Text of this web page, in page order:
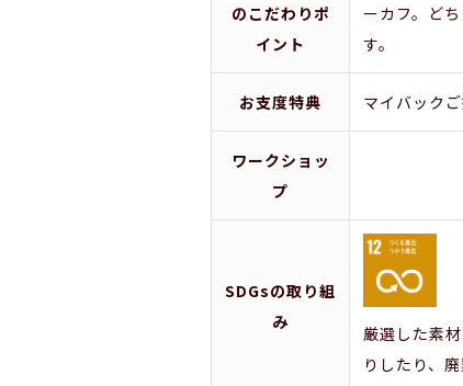
のこだわりポ
イント
ーカフ。ど
す。
お支度特典 マイバック
ワークショッ
プ
SDGsの取り組
み
厳選した素
りしたり、